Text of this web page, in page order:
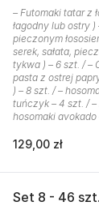
– Futomaki tatar z
łagodny lub ostry
pieczonym
serek, sałata,
tykwa ) – 6 szt. / –
pasta z ostrej
) – 8 szt. / –
tuńczyk – 4 szt. / –
hosomaki avokado
129,00 zł
Set 8 - 46 szt.